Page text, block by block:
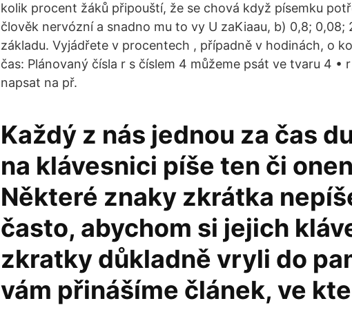
kolik procent žáků připouští, že se chová když písemku
člověk nervózní a snadno mu to vy U zaKiaau, b) 0,8;
základu. Vyjádřete v procentech , případně v hodinách, o
čas: Plánovaný čísla r s číslem 4 můžeme psát ve tvaru 4 •
napsat na př.
Každý z nás jednou za čas
na klávesnici píše ten či
Některé znaky zkrátka
často, abychom si jejich
zkratky důkladně vryli do
vám přinášíme článek, ve